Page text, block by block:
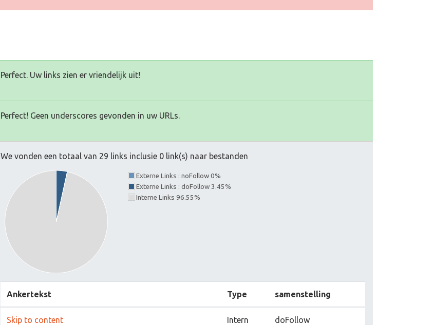
Perfect. Uw links zien er vriendelijk uit!
Perfect! Geen underscores gevonden in uw URLs.
We vonden een totaal van 29 links inclusie 0 link(s) naar bestanden
Externe Links : noFollow 0%
Externe Links : doFollow 3.45%
Interne Links 96.55%
Ankertekst Type samenstelling
Skip to content Intern doFollow